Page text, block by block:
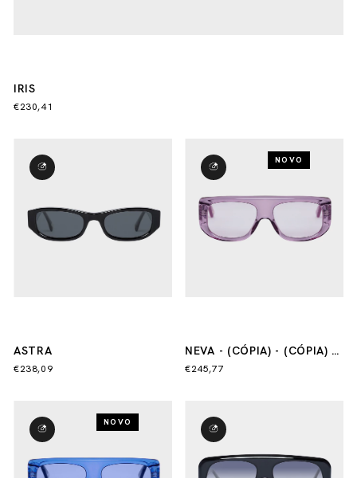
IRIS
€230,41
ASTRA
€238,09
NOVO
NEVA - (CÓPIA) - (CÓPIA) -
(CÓPIA) - (CÓPIA) - (CÓPIA)
€245,77
NOVO